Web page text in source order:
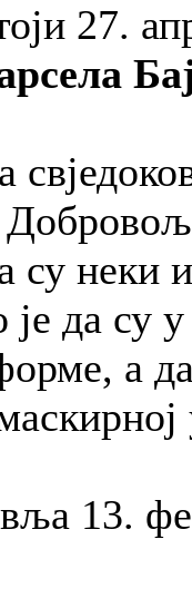
27.
су неки
је да
а да
13.